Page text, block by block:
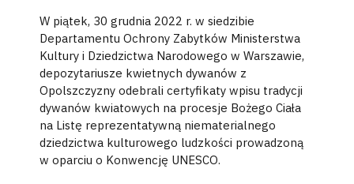
W piątek, 30 grudnia 2022 r. w siedzibie
Departamentu Ochrony Zabytków Ministerstwa
Kultury i Dziedzictwa Narodowego w Warszawie,
depozytariusze kwietnych dywanów z
Opolszczyzny odebrali certyfikaty wpisu tradycji
dywanów kwiatowych na procesje Bożego Ciała
na Listę reprezentatywną niematerialnego
dziedzictwa kulturowego ludzkości prowadzoną
w oparciu o Konwencję UNESCO.